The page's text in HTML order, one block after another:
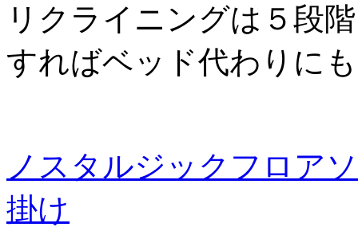
リクライニングは５段
すればベッド代わりに
ノスタルジックフロア
掛け